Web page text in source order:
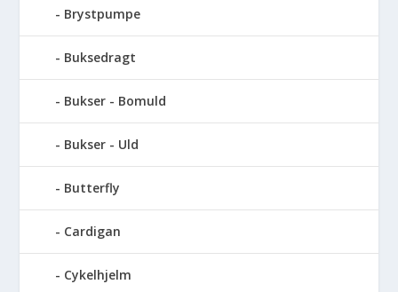
Brystpumpe
Buksedragt
Bukser - Bomuld
Bukser - Uld
Butterfly
Cardigan
Cykelhjelm